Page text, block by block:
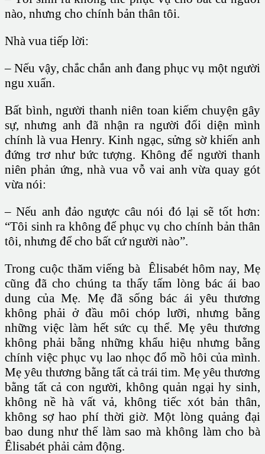
nào, nhưng cho chính bản thân tôi.
Nhà vua tiếp lời:
– Nếu vậy, chắc chắn anh đang phục vụ một người
ngu xuẩn.
Bất bình, người thanh niên toan kiếm chuyện gây
sự, nhưng anh đã nhận ra người đối diện mình
chính là vua Henry. Kinh ngạc, sửng sờ khiến anh
đứng trơ như bức tượng. Không để người thanh
niên phản ứng, nhà vua vỗ vai anh vừa quay gót
vừa nói:
– Nếu anh đảo ngược câu nói đó lại sẽ tốt hơn:
“Tôi sinh ra không để phục vụ cho chính bản thân
tôi, nhưng để cho bất cứ người nào”.
Trong cuộc thăm viếng bà Êlisabét hôm nay, Mẹ
cũng đã cho chúng ta thấy tấm lòng bác ái bao
dung của Mẹ. Mẹ đã sống bác ái yêu thương
không phải ở đầu môi chóp lưỡi, nhưng bằng
những việc làm hết sức cụ thể. Mẹ yêu thương
không phải bằng những khẩu hiệu nhưng bằng
chính việc phục vụ lao nhọc đổ mồ hôi của mình.
Mẹ yêu thương bằng tất cả trái tim. Mẹ yêu thương
bằng tất cả con người, không quản ngại hy sinh,
không nề hà vất vả, không tiếc xót bản thân,
không sợ hao phí thời giờ. Một lòng quảng đại
bao dung như thế làm sao mà không làm cho bà
Êlisabét phải cảm động.